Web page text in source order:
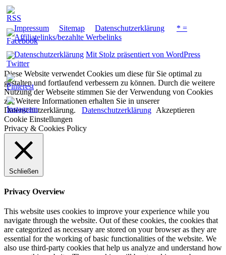
Impressum Sitemap Datenschutzerklärung
* =
Affiliatelinks/bezahlte Werbelinks
Datenschutzerklärung Mit Stolz präsentiert von WordPress
Diese Website verwendet Cookies um diese für Sie optimal zu
gestalten und fortlaufend verbessern zu können. Durch die weitere
Nutzung der Webseite stimmen Sie der Verwendung von Cookies
zu. Weitere Informationen erhalten Sie in unserer
Datenschutzerklärung. Datenschutzerklärung Akzeptieren
Cookie Einstellungen
Privacy & Cookies Policy
Schließen
Privacy Overview
This website uses cookies to improve your experience while you
navigate through the website. Out of these cookies, the cookies that
are categorized as necessary are stored on your browser as they are
essential for the working of basic functionalities of the website. We
also use third-party cookies that help us analyze and understand how